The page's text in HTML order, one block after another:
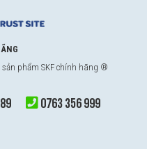
phẩm SKF chính hãng ®
0763 356 999